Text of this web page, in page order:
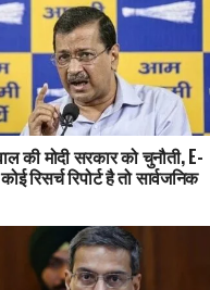
की मोदी सरकार को चुनौती, E-
रिसर्च रिपोर्ट है तो सार्वजनिक